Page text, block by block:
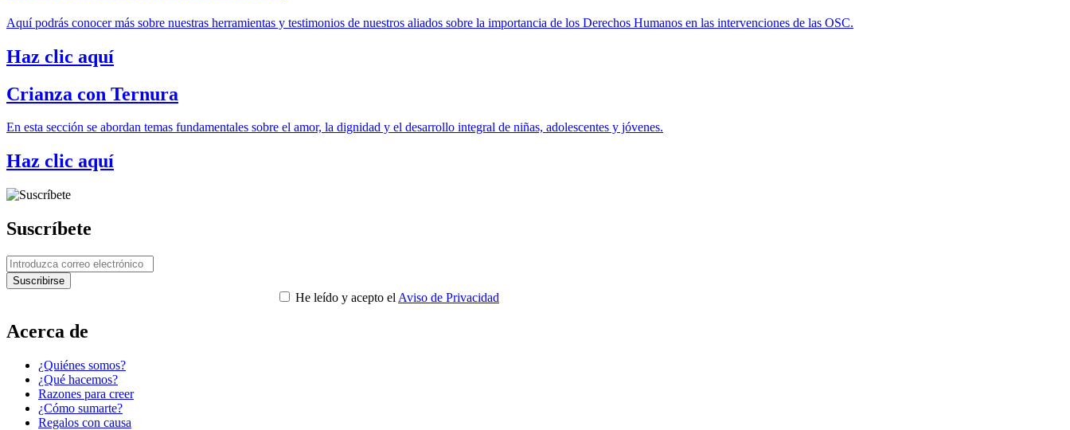
Aquí podrás conocer más sobre nuestras herramientas y testimonios de nuestros aliados sobre la importancia de los Derechos Humanos en las intervenciones de las OSC.
Haz clic aquí
Crianza con Ternura
En esta sección se abordan temas fundamentales sobre el amor, la dignidad y el desarrollo integral de niñas, adolescentes y jóvenes.
Haz clic aquí
Suscríbete
He leído y acepto el Aviso de Privacidad
Acerca de
¿Quiénes somos?
¿Qué hacemos?
Razones para creer
¿Cómo sumarte?
Regalos con causa